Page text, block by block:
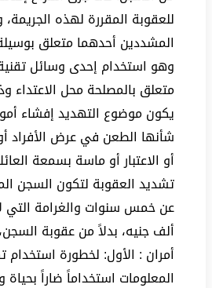
للعقوبة المقررة لهذه
المشددين أحدهما متعلق
وهو استخدام إحدى وسائل تقنية
متعلق بالمصلحة محل الاعتداء
يكون موضوع التهديد إفشاء
شأنها الطعن في عرض الأفراد
أو الاعتبار أو ماسة بسمعة
تشديد العقوبة لتكون السجن
عن خمس سنوات والغرامة التي
ألف جنيه، بدلاً من عقوبة
أمران : الأول: لخطورة استخدام
المعلومات استخداماً ضاراً بحياة